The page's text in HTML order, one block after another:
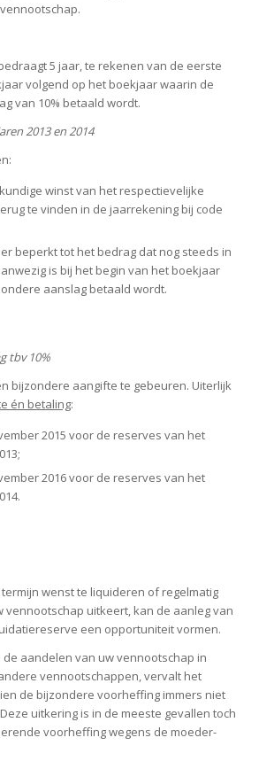
5 jaar, te rekenen van de eerste
volgend op het boekjaar waarin de
van 10% betaald wordt.
2013 en 2014
winst van het respectievelijke
te vinden in de jaarrekening bij code
beperkt tot het bedrag dat nog steeds in
is bij het begin van het boekjaar
aanslag betaald wordt.
tbv 10%
bijzondere aangifte te gebeuren. Uiterlijk
én betaling:
2015 voor de reserves van het
2016 voor de reserves van het
wenst te liquideren of regelmatig
vennootschap uitkeert, kan de aanleg van
een opportuniteit vormen.
de aandelen van uw vennootschap in
vennootschappen, vervalt het
de bijzondere voorheffing immers niet
uitkering is in de meeste gevallen toch
voorheffing wegens de moeder-